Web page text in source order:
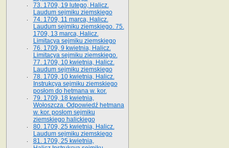
73. 1709, 19 lutego, Halicz.
Laudum sejmiku ziemskiego
74. 1709, 11 marca, Halicz.
Laudum sejmiku ziemskiego. 75.
1709, 13 marca, Halicz.
Limitacya sejmiku ziemskiego
76. 1709, 9 kwietnia, Halicz.
Limitacya sejmiku ziemskiego.
77. 1709, 10 kwietnia, Halicz.
Laudum sejmiku ziemskiego
78. 1709, 10 kwietnia, Halicz.
Instrukcya sejmiku ziemskiego
posłom do hetmana w. kor.
79. 1709, 18 kwietnia,
Wołoszcza. Odpowiedź hetmana
w. kor. posłom sejmiku
ziemskiego halickiego
80. 1709, 25 kwietnia, Halicz.
Laudum sejmiku ziemskiego
81. 1709, 25 kwietnia,